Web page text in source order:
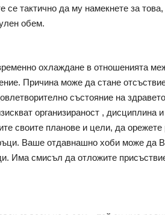
се тактично да му намекнете за
обем.
охлаждане в отношенията
Причина може да стане
състояние на
организираност , дисциплина
своите планове и цели, да орежете
Ваше отдавнашно хоби може да
Има смисъл да отложите